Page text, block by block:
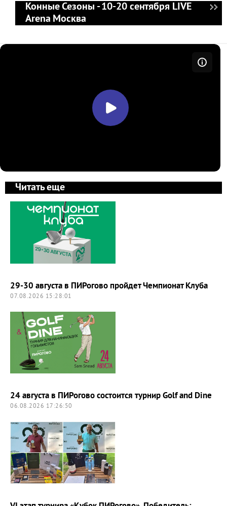
Конные Сезоны - 10-20 сентября LIVE
Arena Москва
Читать еще
29-30 августа в ПИРогово пройдет Чемпионат Клуба
07.08.2026 15:28:01
24 августа в ПИРогово состоится турнир Golf and Dine
06.08.2026 17:26:50